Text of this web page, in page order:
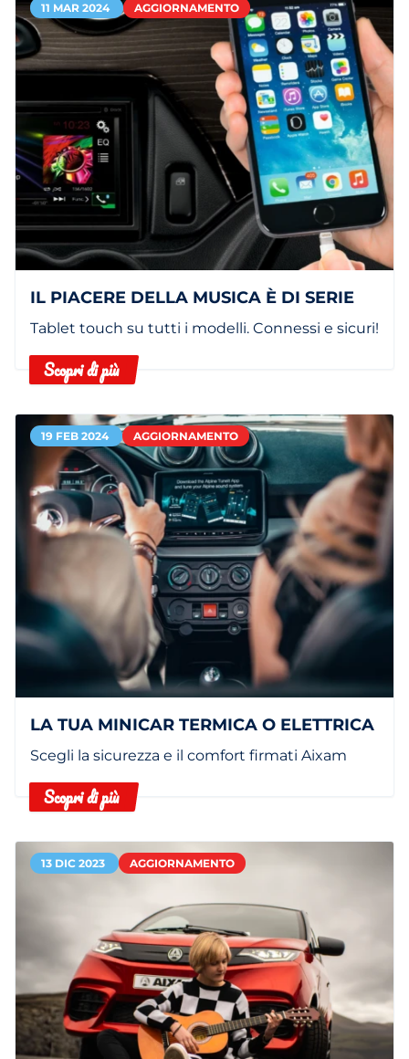
11 MAR 2024 AGGIORNAMENTO
IL PIACERE DELLA MUSICA È DI SERIE
Tablet touch su tutti i modelli. Connessi e sicuri!
Scopri di più
19 FEB 2024 AGGIORNAMENTO
LA TUA MINICAR TERMICA O ELETTRICA
Scegli la sicurezza e il comfort firmati Aixam
Scopri di più
13 DIC 2023 AGGIORNAMENTO